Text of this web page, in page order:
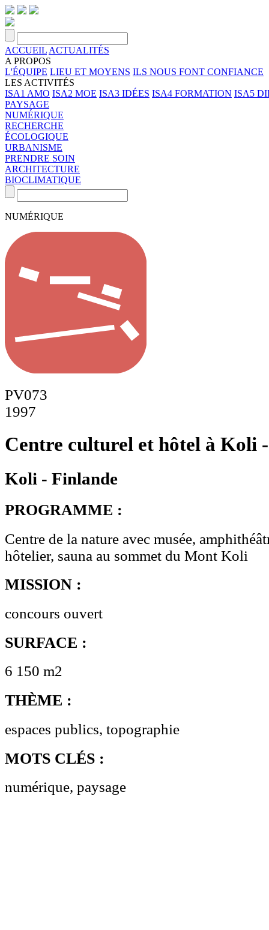
ACCUEIL ACTUALITÉS
A PROPOS
L'ÉQUIPE LIEU ET MOYENS ILS NOUS FONT CONFIANCE
LES ACTIVITÉS
ISA1 AMO ISA2 MOE ISA3 IDÉES ISA4 FORMATION ISA5
PAYSAGE
NUMÉRIQUE
RECHERCHE
ÉCOLOGIQUE
URBANISME
PRENDRE SOIN
ARCHITECTURE
BIOCLIMATIQUE
NUMÉRIQUE
PV073
1997
Centre culturel et hôtel à Koli
Koli - Finlande
PROGRAMME :
Centre de la nature avec musée,
hôtelier, sauna au sommet du Mont Koli
MISSION :
concours ouvert
SURFACE :
6 150 m2
THÈME :
espaces publics, topographie
MOTS CLÉS :
numérique, paysage